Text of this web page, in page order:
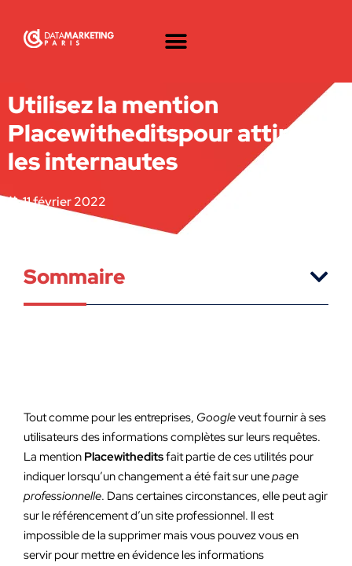
Utilisez la mention
Placewitheditspour attirer
les internautes
11 février 2022
Sommaire
Tout comme pour les entreprises, Googleveut fournir à ses
utilisateurs des informations complètes sur leurs requêtes.
La mention Placewitheditsfait partie de ces utilités pour
indiquer lorsqu’un changement a été fait sur unepage
professionnelle. Dans certaines circonstances, elle peut agir
sur le référencement d’un site professionnel. Il est
impossible de la supprimer mais vous pouvez vous en
servir pour mettre en évidence les informations